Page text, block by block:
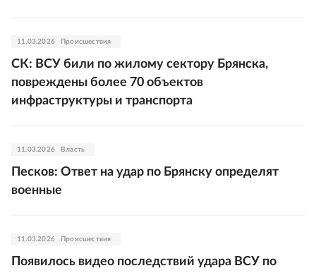
11.03.2026 Происшествия
СК: ВСУ били по жилому сектору Брянска,
повреждены более 70 объектов
инфраструктуры и транспорта
11.03.2026 Власть
Песков: Ответ на удар по Брянску определят
военные
11.03.2026 Происшествия
Появилось видео последствий удара ВСУ по